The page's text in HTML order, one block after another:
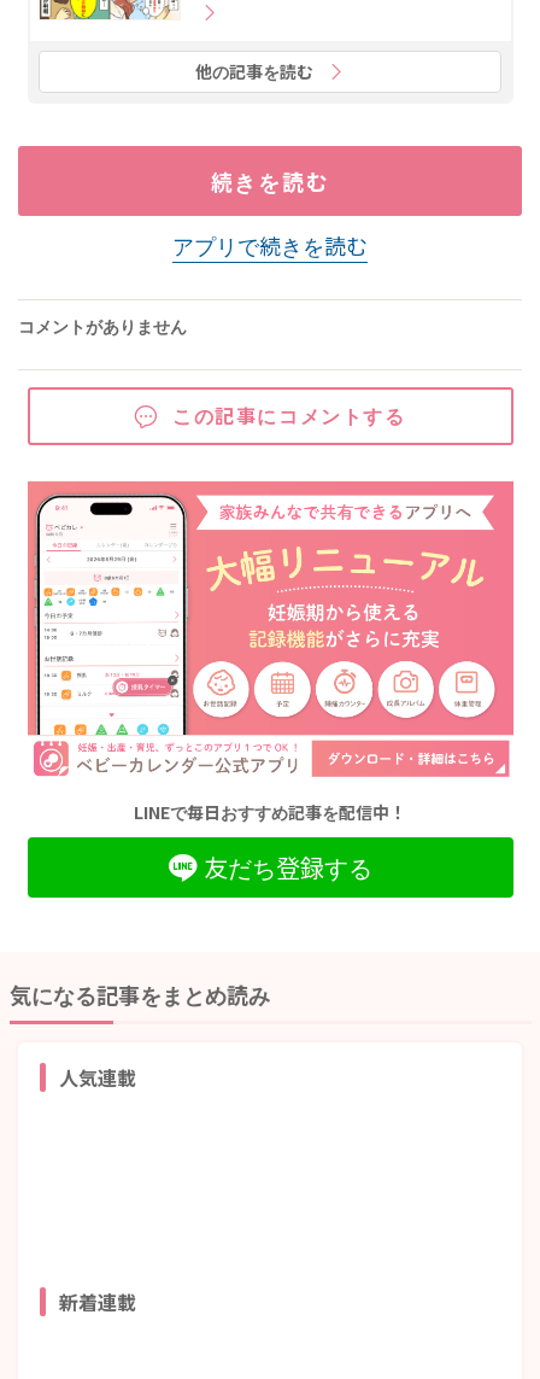
他の記事を読む
続きを読む
アプリで続きを読む
コメントがありません
この記事にコメントする
LINEで毎日おすすめ記事を配信中！
友だち登録する
気になる記事をまとめ読み
人気連載
新着連載